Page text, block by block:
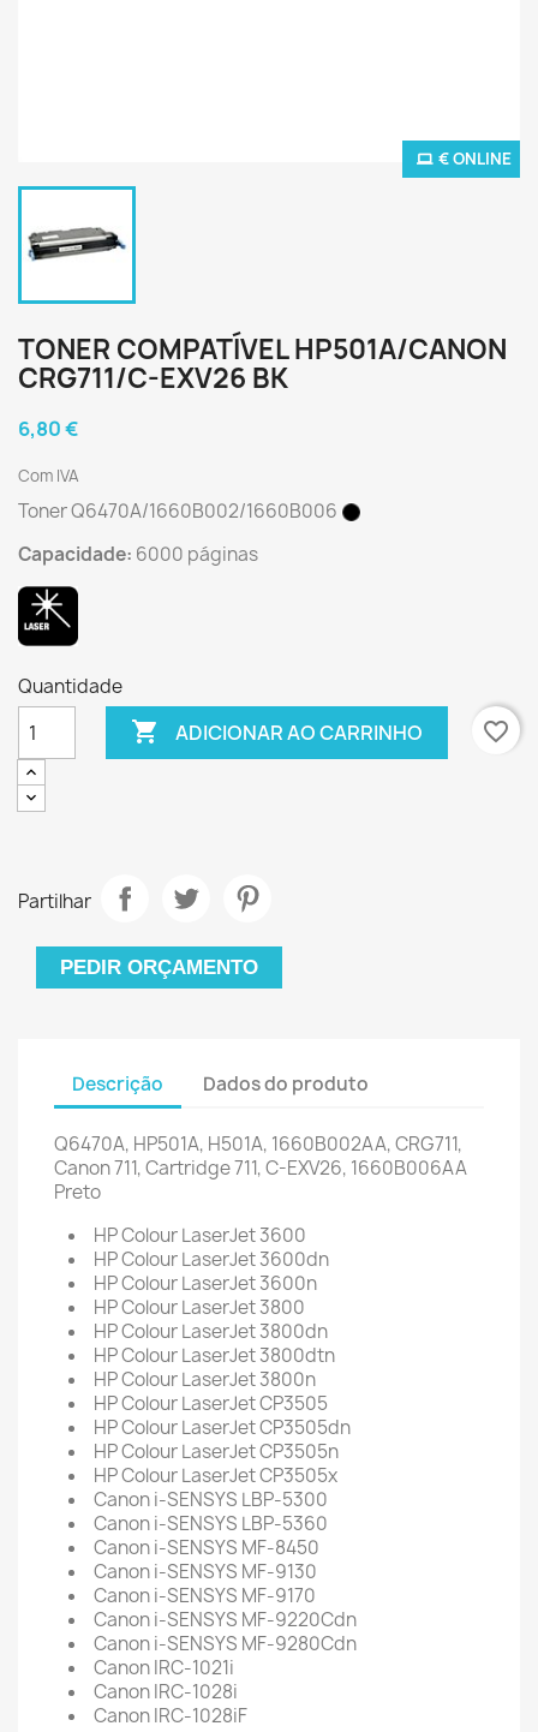
€ ONLINE
TONER COMPATÍVEL HP501A/CANON
CRG711/C-EXV26 BK
6,80 €
Com IVA
Toner Q6470A/1660B002/1660B006
Capacidade: 6000 páginas
Quantidade
 ADICIONAR AO CARRINHO favorite_border
Partilhar
PEDIR ORÇAMENTO
Descrição Dados do produto
Q6470A, HP501A, H501A, 1660B002AA, CRG711,
Canon 711, Cartridge 711,C-EXV26, 1660B006AA
Preto
HP Colour LaserJet 3600
HP Colour LaserJet 3600dn
HP Colour LaserJet 3600n
HP Colour LaserJet 3800
HP Colour LaserJet 3800dn
HP Colour LaserJet 3800dtn
HP Colour LaserJet 3800n
HP Colour LaserJet CP3505
HP Colour LaserJet CP3505dn
HP Colour LaserJet CP3505n
HP Colour LaserJet CP3505x
Canon i-SENSYS LBP-5300
Canon i-SENSYS LBP-5360
Canon i-SENSYS MF-8450
Canon i-SENSYS MF-9130
Canon i-SENSYS MF-9170
Canon i-SENSYS MF-9220Cdn
Canon i-SENSYS MF-9280Cdn
Canon IRC-1021i
Canon IRC-1028i
Canon IRC-1028iF